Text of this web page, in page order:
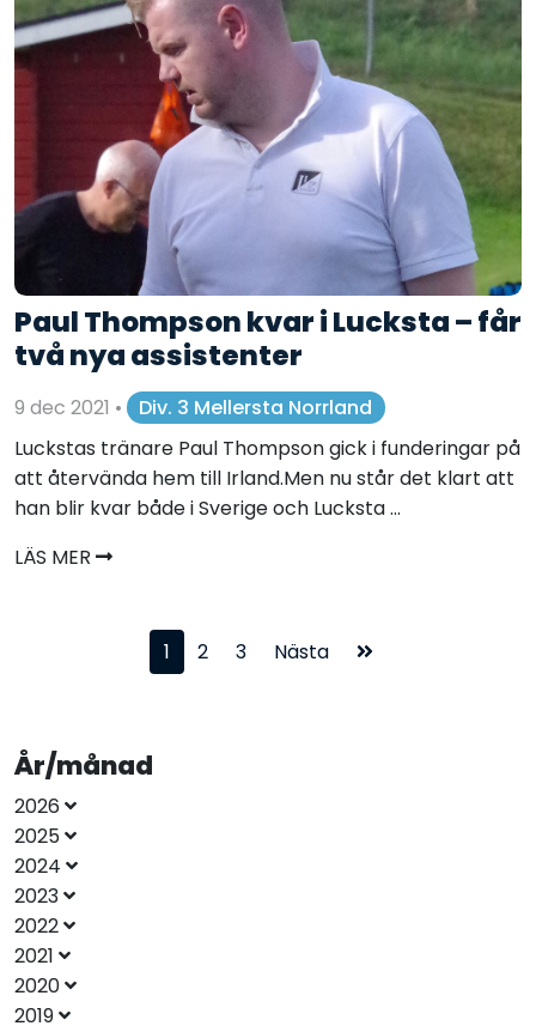
Paul Thompson kvar i Lucksta – får
två nya assistenter
9 dec 2021 •
Div. 3 Mellersta Norrland
Luckstas tränare Paul Thompson gick i funderingar på
att återvända hem till Irland.Men nu står det klart att
han blir kvar både i Sverige och Lucksta ...
LÄS MER
1 2 3 Nästa
År/månad
2026
2025
2024
2023
2022
2021
2020
2019